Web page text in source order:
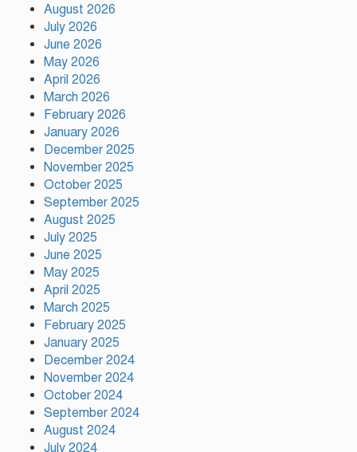
রাজবাড়ীতে স্টার্লিং সাবমেশিনগানসহ
দুই অস্ত্রধারী গ্রেপ্তার, ৩৪ রাউন্ড গুলি
August 2026
July 2026
June 2026
May 2026
April 2026
March 2026
February 2026
January 2026
December 2025
November 2025
October 2025
September 2025
August 2025
July 2025
June 2025
May 2025
April 2025
March 2025
February 2025
January 2025
December 2024
November 2024
October 2024
September 2024
August 2024
July 2024